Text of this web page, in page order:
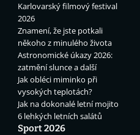
Karlovarský filmový festival
2026
Znamení, že jste potkali
někoho z minulého života
Astronomické úkazy 2026:
zatmění slunce a další
Jak obléci miminko při
vysokých teplotách?
Jak na dokonalé letní mojito
6 lehkých letních salátů
Sport 2026